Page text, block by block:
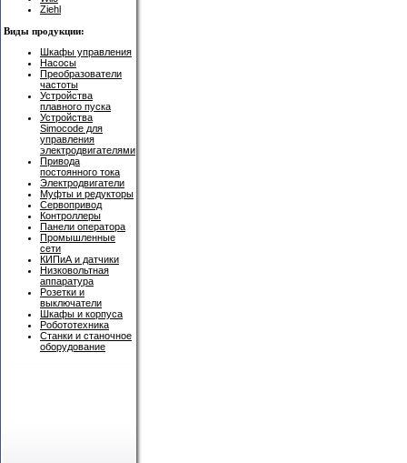
Ziehl
Виды продукции:
Шкафы управления
Насосы
Преобразователи
частоты
Устройства
плавного пуска
Устройства
Simocode для
управления
электродвигателями
Привода
постоянного тока
Электродвигатели
Муфты и редукторы
Сервопривод
Контроллеры
Панели оператора
Промышленные
сети
КИПиА и датчики
Низковольтная
аппаратура
Розетки и
выключатели
Шкафы и корпуса
Робототехника
Станки и станочное
оборудование